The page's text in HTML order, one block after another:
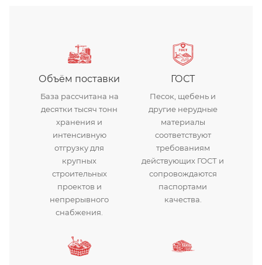
Объём поставки
База рассчитана на
десятки тысяч тонн
хранения и
интенсивную
отгрузку для
крупных
строительных
проектов и
непрерывного
снабжения.
ГОСТ
Песок, щебень и
другие нерудные
материалы
соответствуют
требованиям
действующих ГОСТ и
сопровождаются
паспортами
качества.